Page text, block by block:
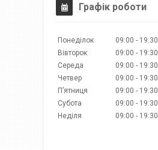
Графік роботи
Понеділок 09:00
19:30
Вівторок
09:00
19:30
Середа
09:00
19:30
Четвер
09:00
19:30
Пʼятниця
09:00
19:30
Субота
09:00
19:30
Неділя
09:00 19:30